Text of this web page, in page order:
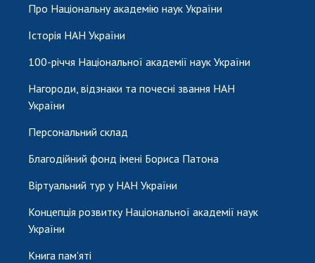
Про Національну академію наук України
Історія НАН України
100-річчя Національної академії наук України
Нагороди, відзнаки та почесні звання НАН
України
Персональний склад
Благодійний фонд імені Бориса Патона
Віртуальний тур у НАН України
Концепція розвитку Національної академії наук
України
Книга пам'яті